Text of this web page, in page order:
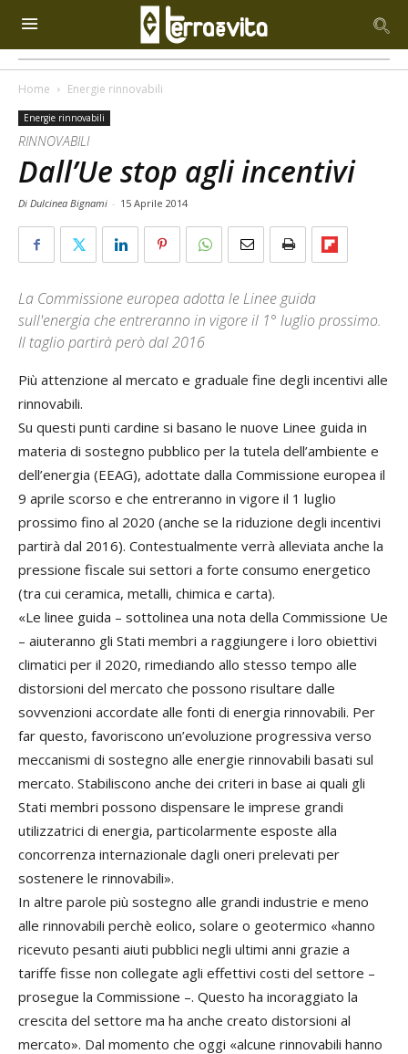
Home Energie rinnovabili
Energie rinnovabili
RINNOVABILI
Dall’Ue stop agli incentivi
Di Dulcinea Bignami - 15 Aprile 2014
La Commissione europea adotta le Linee guida
sull'energia che entreranno in vigore il 1° luglio prossimo.
Il taglio partirà però dal 2016
Più attenzione al mercato e graduale fine degli incentivi alle
rinnovabili.
Su questi punti cardine si basano le nuove Linee guida in
materia di sostegno pubblico per la tutela dell’ambiente e
dell’energia (EEAG), adottate dalla Commissione europea il
9 aprile scorso e che entreranno in vigore il 1 luglio
prossimo fino al 2020 (anche se la riduzione degli incentivi
partirà dal 2016). Contestualmente verrà alleviata anche la
pressione fiscale sui settori a forte consumo energetico
(tra cui ceramica, metalli, chimica e carta).
«Le linee guida – sottolinea una nota della Commissione Ue
– aiuteranno gli Stati membri a raggiungere i loro obiettivi
climatici per il 2020, rimediando allo stesso tempo alle
distorsioni del mercato che possono risultare dalle
sovvenzioni accordate alle fonti di energia rinnovabili. Per
far questo, favoriscono un’evoluzione progressiva verso
meccanismi di sostegno alle energie rinnovabili basati sul
mercato. Stabiliscono anche dei criteri in base ai quali gli
Stati membri possono dispensare le imprese grandi
utilizzatrici di energia, particolarmente esposte alla
concorrenza internazionale dagli oneri prelevati per
sostenere le rinnovabili».
In altre parole più sostegno alle grandi industrie e meno
alle rinnovabili perchè eolico, solare o geotermico «hanno
ricevuto pesanti aiuti pubblici negli ultimi anni grazie a
tariffe fisse non collegate agli effettivi costi del settore –
prosegue la Commissione –. Questo ha incoraggiato la
crescita del settore ma ha anche creato distorsioni al
mercato». Dal momento che oggi «alcune rinnovabili hanno